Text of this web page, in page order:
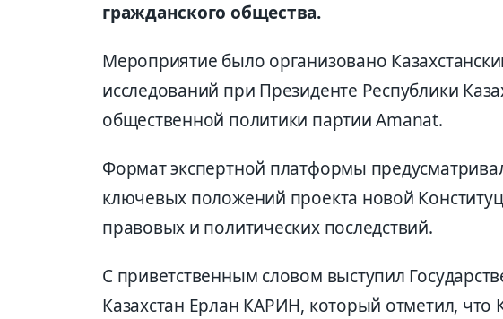
гражданского общества.
Мероприятие было организовано
исследований при Президенте Республики
общественной политики партии Amanat.
Формат экспертной платформы
ключевых положений проекта новой
правовых и политических последствий.
С приветственным словом выступил
Казахстан Ерлан КАРИН, который отметил, что